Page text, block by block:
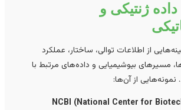
ژنتیکی و
از اطلاعات توالی، ساختار، عملکرد
بیوشیمیایی و داده‌های مرتبط با
از آن‌ها:
NCBI (National Center for